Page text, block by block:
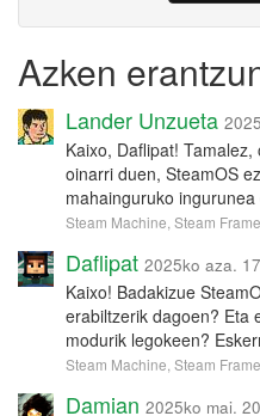
Azken
Lander Unzueta
Kaixo, Daflipat!
oinarri duen, SteamOS
mahainguruko
Steam Machine, Steam
Daflipat 2025ko aza.
Kaixo! Badakizue
erabiltzerik dagoen? Eta
modurik legokeen?
Steam Machine, Steam
Damian 2025ko mai.